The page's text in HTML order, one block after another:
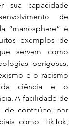
sua capacidade
de
“manosphere” é
exemplos de
servem como
perigosas,
e o racismo
ciência e o
A facilidade de
de conteúdo por
como TikTok,